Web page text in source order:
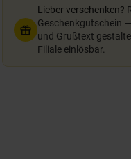
Lieber verschenken?
Geschenkgutschein
und Grußtext
Filiale einlösbar.